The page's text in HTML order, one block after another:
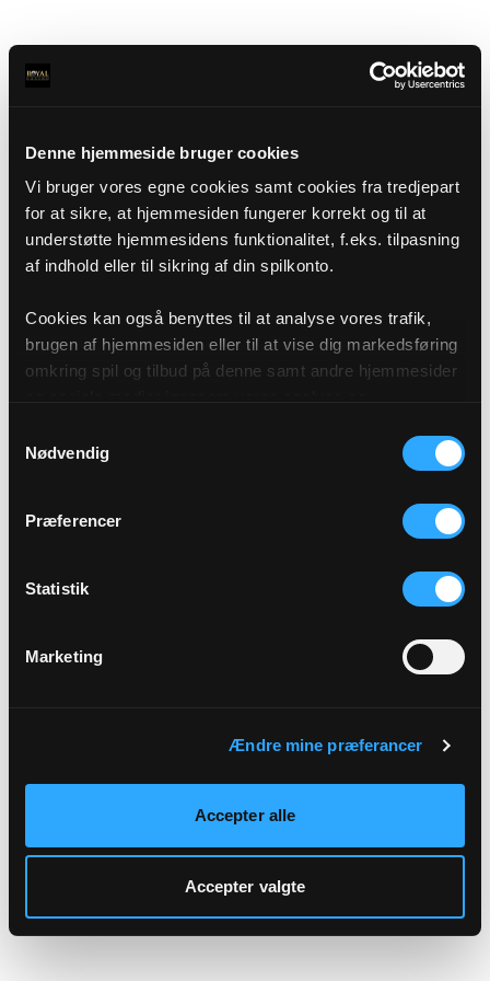
Denne hjemmeside bruger cookies
Vi bruger vores egne cookies samt cookies fra tredjepart
for at sikre, at hjemmesiden fungerer korrekt og til at
understøtte hjemmesidens funktionalitet, f.eks. tilpasning
af indhold eller til sikring af din spilkonto.
Cookies kan også benyttes til at analyse vores trafik,
brugen af hjemmesiden eller til at vise dig markedsføring
omkring spil og tilbud på denne samt andre hjemmesider
af cookies under "Detaljer" eller ved at klikke videre til
vores Cookiepolitik, som du finder i bunden af vores
Nødvendig
Præferencer
Statistik
Marketing
Ændre mine præferancer
Accepter alle
Accepter valgte